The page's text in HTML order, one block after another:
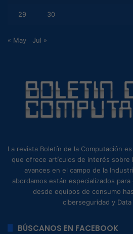
29 30
« May Jul »
La revista Boletín de la Computación
que ofrece artículos de interés sobre
avances en el campo de la
abordamos están especializados
desde equipos de consumo
ciberseguridad y Data
BÚSCANOS EN FACEBOOK